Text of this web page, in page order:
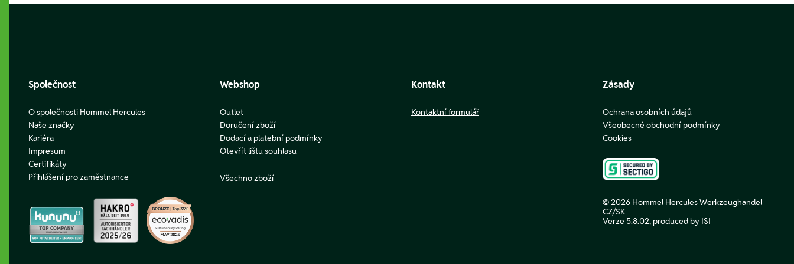
Společnost
O společnosti Hommel Hercules
Naše značky
Kariéra
Impresum
Certifikáty
Přihlášení pro zaměstnance
Webshop
Outlet
Doručení zboží
Dodací a platební podmínky
Otevřít lištu souhlasu
Všechno zboží
Kontakt
Kontaktní formulář
Zásady
Ochrana osobních údajů
Všeobecné obchodní podmínky
Cookies
© 2026 Hommel Hercules Werkzeughandel
CZ/SK
Verze 5.8.02, produced by ISI